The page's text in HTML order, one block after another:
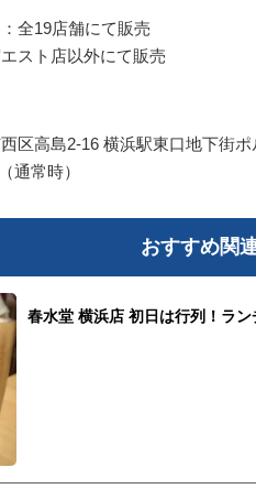
全19店舗にて販売
スト店以外にて販売
区高島2-16 横浜駅東口地下街
通常時）
おすすめ関
春水堂 横浜店 初日は行列！ラ